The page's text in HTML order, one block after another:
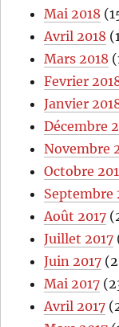
Mai 2018
Avril 2018
Mars 2018
Fevrier
Janvier
Décembre
Novembre
Octobre
Septembre
Août 2017
Juillet 2017
Juin 2017
Mai 2017
Avril 2017